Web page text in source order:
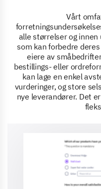
Vårt
alle størrelser og
som kan forbedre
eiere av
bestillings- eller
kan lage en enkel
vurderinger, og store
nye leverandører. Det